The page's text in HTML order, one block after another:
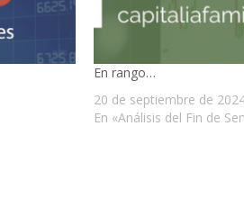
En rango…
20 de septiembre de
En «Análisis del Fin de